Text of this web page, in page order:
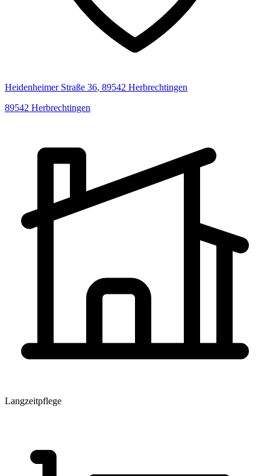
Heidenheimer Straße 36, 89542 Herbrechtingen
89542 Herbrechtingen
Langzeitpflege